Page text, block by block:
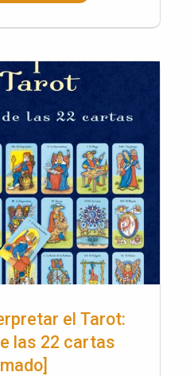
el Tarot:
las 22 cartas